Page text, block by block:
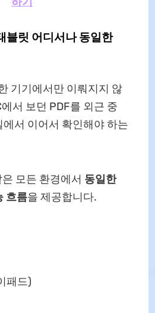
블릿 어디서나 동일한
기기에서만 이뤄지지 않
서 보던 PDF를 외근 중
서 이어서 확인해야 하는
모든 환경에서 동일한
흐름을 제공합니다.
패드)